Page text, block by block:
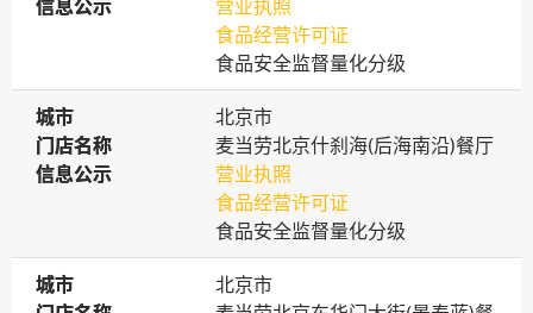
信息公示
信息公示
营业执照
食品经营许可证
食品安全监督量化分级
城市
城市
北京市
门店名称
门店名称
麦当劳北京什刹海(后海南沿)餐厅
信息公示
信息公示
营业执照
食品经营许可证
食品安全监督量化分级
城市
城市
北京市